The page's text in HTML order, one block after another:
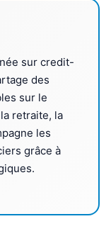
sur credit-
des
sur le
retraite, la
les
grâce à